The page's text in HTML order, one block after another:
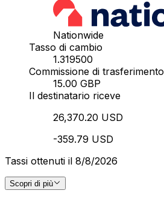
Nationwide
Tasso di cambio
1.319500
Commissione di trasferimento
15.00 GBP
Il destinatario riceve
26,370.20 USD
-359.79 USD
Tassi ottenuti il 8/8/2026
Scopri di più